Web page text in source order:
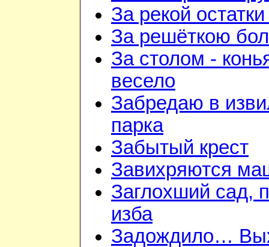
За рекой
За решёткою
За столом -
весело
Забредаю в
парка
Забытый крест
Завихряются
Заглохший сад,
изба
Задождило…